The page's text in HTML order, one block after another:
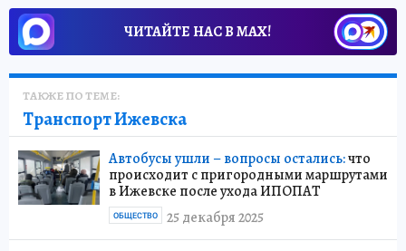
ЧИТАЙТЕ НАС В МАХ!
ТАКЖЕ ПО ТЕМЕ:
Транспорт Ижевска
Автобусы ушли – вопросы остались:что
происходит с пригородными маршрутами
в Ижевске после ухода ИПОПАТ
25 декабря 2025
ОБЩЕСТВО